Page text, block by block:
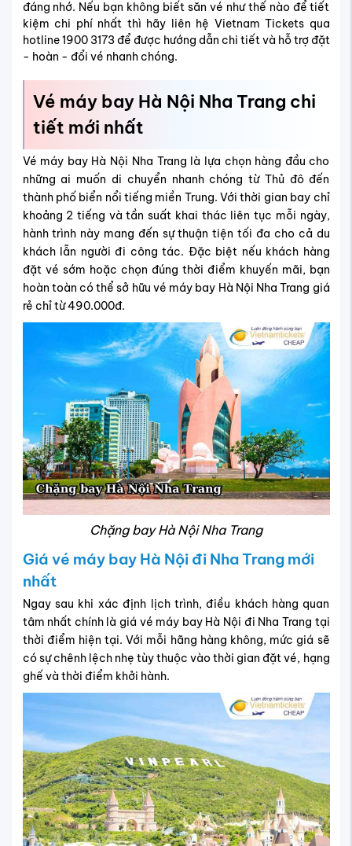
đáng nhớ. Nếu bạn không biết săn vé như thế nào để tiết
kiệm chi phí nhất thì hãy liên hệ Vietnam Tickets qua
hotline 1900 3173 để được hướng dẫn chi tiết và hỗ trợ đặt
- hoàn - đổi vé nhanh chóng.
Vé máy bay Hà Nội Nha Trang chi
tiết mới nhất
Vé máy bay Hà Nội Nha Trang là lựa chọn hàng đầu cho
những ai muốn di chuyển nhanh chóng từ Thủ đô đến
thành phố biển nổi tiếng miền Trung. Với thời gian bay chỉ
khoảng 2 tiếng và tần suất khai thác liên tục mỗi ngày,
hành trình này mang đến sự thuận tiện tối đa cho cả du
khách lẫn người đi công tác. Đặc biệt nếu khách hàng
đặt vé sớm hoặc chọn đúng thời điểm khuyến mãi, bạn
hoàn toàn có thể sở hữu vé máy bay Hà Nội Nha Trang giá
rẻ chỉ từ 490.000đ.
Chặng bay Hà Nội Nha Trang
Giá vé máy bay Hà Nội đi Nha Trang mới
nhất
Ngay sau khi xác định lịch trình, điều khách hàng quan
tâm nhất chính là giá vé máy bay Hà Nội đi Nha Trang tại
thời điểm hiện tại. Với mỗi hãng hàng không, mức giá sẽ
có sự chênh lệch nhẹ tùy thuộc vào thời gian đặt vé, hạng
ghế và thời điểm khởi hành.